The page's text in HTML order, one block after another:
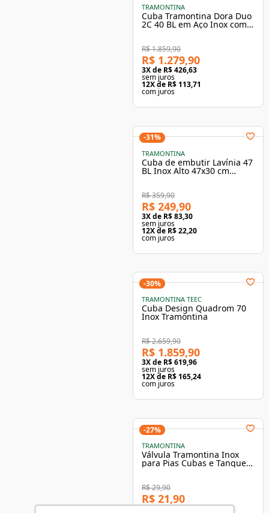
TRAMONTINA
Cuba Tramontina Dora Duo
2C 40 BL em Aço Inox com
R$ 1.859,90
R$ 1.279,90
3X de R$ 426,63
sem juros
12X de R$ 113,71
com juros
TRAMONTINA
Cuba de embutir Lavínia 47
BL Inox Alto 47x30 cm
R$ 359,90
R$ 249,90
3X de R$ 83,30
sem juros
12X de R$ 22,20
com juros
-31%
TRAMONTINA TEEC
Cuba Design Quadrom 70
Inox Tramontina
R$ 2.659,90
R$ 1.859,90
3X de R$ 619,96
sem juros
12X de R$ 165,24
com juros
-30%
TRAMONTINA
Válvula Tramontina Inox
para Pias Cubas e Tanques
3.1/2" 94510012
R$ 29,90
R$ 21,90
3X deR$ 7,30
-27%